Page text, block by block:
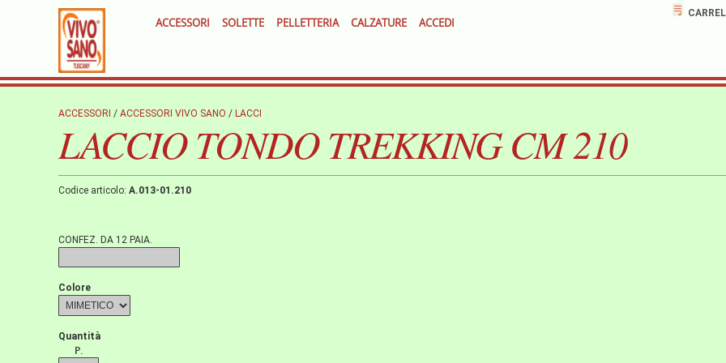
ACCESSORI SOLETTE PELLETTERIA CALZATURE ACCEDI
ACCESSORI / ACCESSORI VIVO SANO / LACCI
LACCIO TONDO TREKKING CM 210
Codice articolo: A.013-01.210
CONFEZ. DA 12 PAIA.
Colore
Quantità
P.